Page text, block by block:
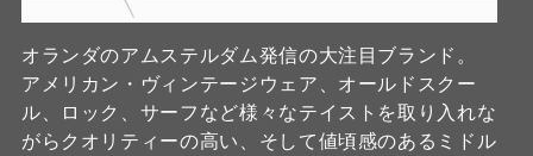
オランダのアムステルダム発信の大注目ブランド。
アメリカン・ヴィンテージウェア、オールドスクー
ル、ロック、サーフなど様々なテイストを取り入れな
がらクオリティーの高い、そして値頃感のあるミドル